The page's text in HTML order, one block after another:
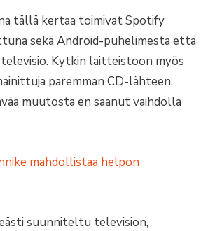
tällä kertaa toimivat Spotify
sekä Android-puhelimesta että
Kytkin laitteistoon myös
paremman CD-lähteen,
muutosta en saanut vaihdolla
suunniteltu television,